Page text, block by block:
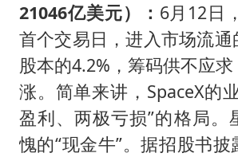
21046亿美元）
： 6月12日
首个交易日，进入市场流
股本的4.2%，筹码供不应
涨。简单来讲，SpaceX的
盈利、两极亏损”的格局。
愧的“现金牛”。据招股书